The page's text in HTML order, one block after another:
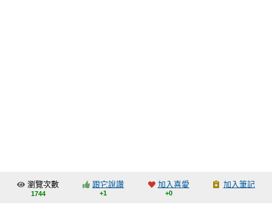
交流中心
瀏覽次數
1744
跟它說讚
+1
加入喜愛
+0
加入筆記